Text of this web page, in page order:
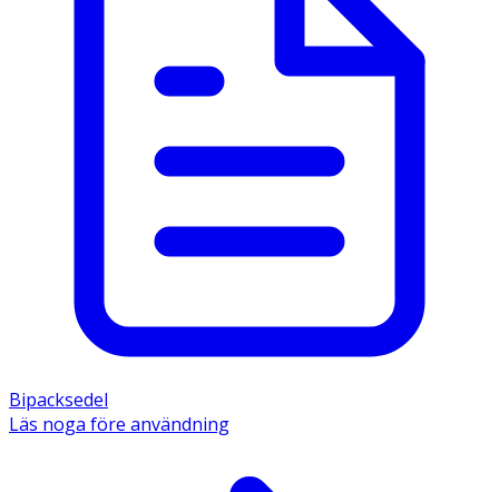
Bipacksedel
Läs noga före användning